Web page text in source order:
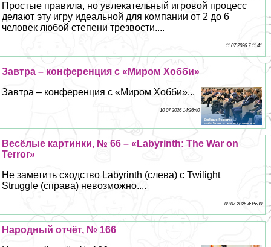
Простые правила, но увлекательный игровой процесс
делают эту игру идеальной для компании от 2 до 6
человек любой степени трезвости....
11 07 2026 7:11:41
Завтра – конференция с «Миром Хобби»
Завтра – конференция с «Миром Хобби»...
10 07 2026 14:26:40
Весёлые картинки, № 66 – «Labyrinth: The War on
Terror»
Не заметить сходство Labyrinth (слева) с Twilight
Struggle (справа) невозможно....
09 07 2026 4:15:30
Народный отчёт, № 166